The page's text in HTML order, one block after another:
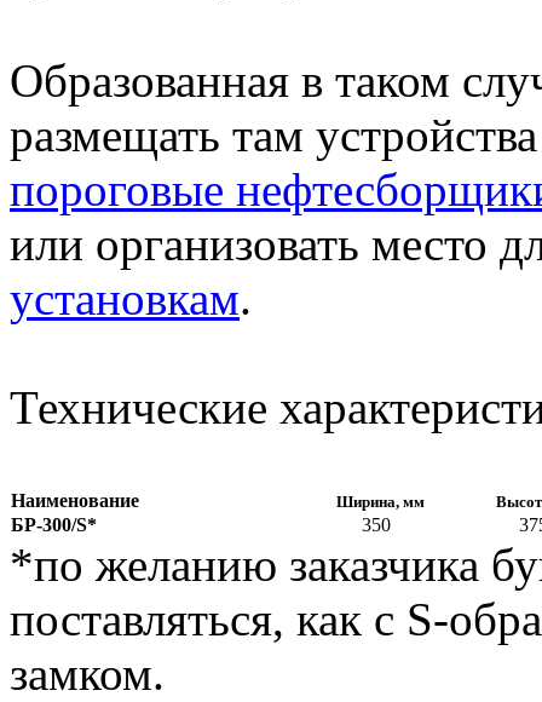
Образованная в таком
размещать там
пороговые
или организовать место
установкам.
Технические
Наименование Ширина, мм
БР-300/S* 350
*по желанию заказчика
поставляться, как с S-
замком.